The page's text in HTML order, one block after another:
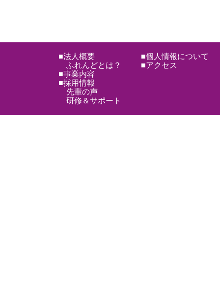
■法人概要
ふれんどとは？
■事業内容
■採用情報
先輩の声
研修＆サポート
■個人情報について
■アクセス